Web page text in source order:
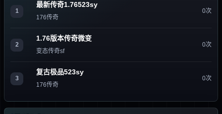
1
最新传奇1.76523sy
176传奇
0次
2
1.76版本传奇微变
变态传奇sf
0次
3
复古极品523sy
176传奇
0次